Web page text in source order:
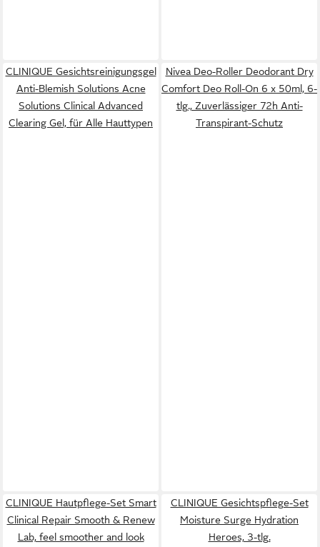
CLINIQUE Gesichtsreinigungsgel
Anti-Blemish Solutions Acne
Solutions Clinical Advanced
Clearing Gel, für Alle Hauttypen
Nivea Deo-Roller Deodorant Dry
Comfort Deo Roll-On 6 x 50ml, 6-
tlg., Zuverlässiger 72h Anti-
Transpirant-Schutz
CLINIQUE Hautpflege-Set Smart
Clinical Repair Smooth & Renew
Lab, feel smoother and look
CLINIQUE Gesichtspflege-Set
Moisture Surge Hydration
Heroes, 3-tlg.